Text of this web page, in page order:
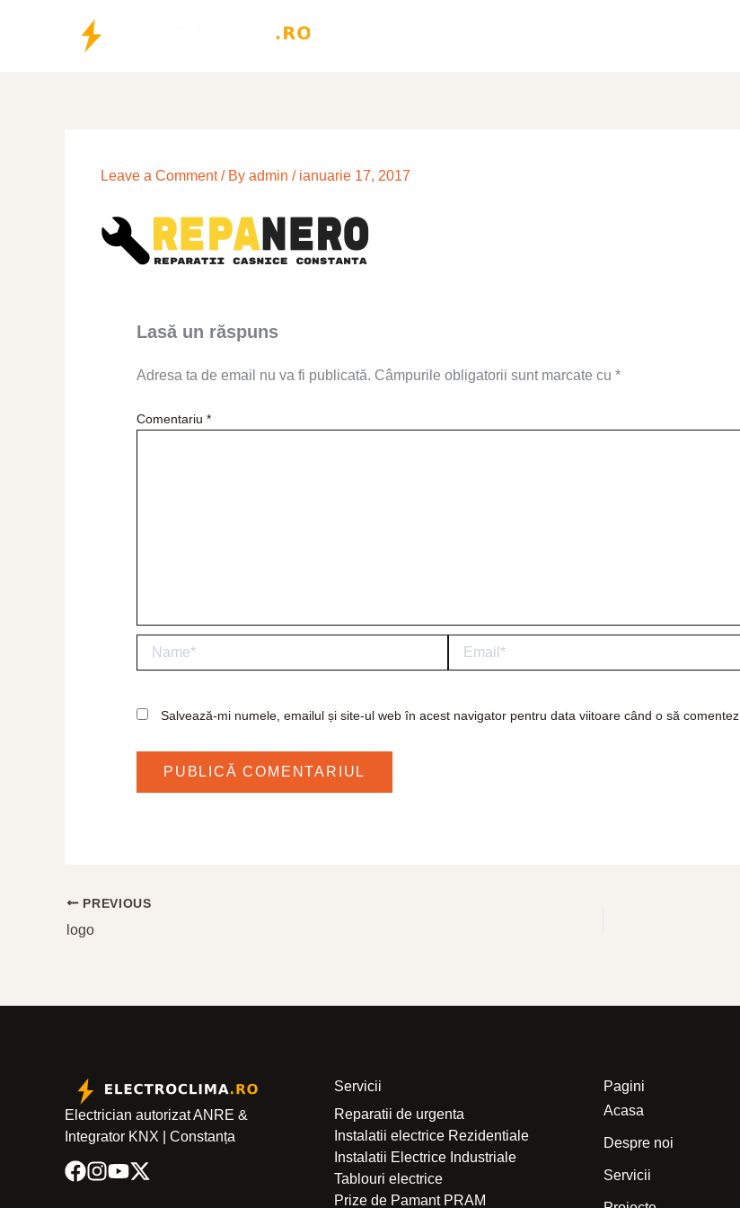
Leave a Comment / By admin / ianuarie 17, 2017
Lasă un răspuns
Adresa ta de email nu va fi publicată. Câmpurile obligatorii sunt marcate cu *
Comentariu *
Salvează-mi numele, emailul și site-ul web în acest navigator pentru data viitoare când o să comentez.
PREVIOUS
logo
Electrician autorizat ANRE &
Integrator KNX | Constanța
Servicii
Reparatii de urgenta
Instalatii electrice Rezidentiale
Instalatii Electrice Industriale
Tablouri electrice
Prize de Pamant PRAM
Pagini
Acasa
Despre noi
Servicii